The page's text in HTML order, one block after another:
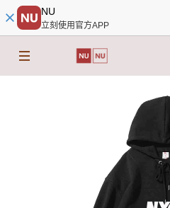
NU
立刻使用官方APP